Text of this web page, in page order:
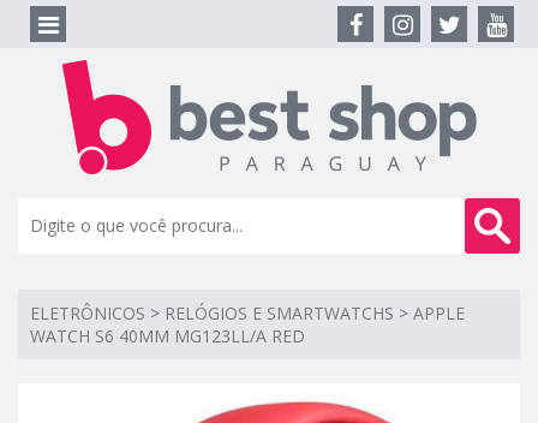
ELETRÔNICOS > RELÓGIOS E SMARTWATCHS > APPLE
WATCH S6 40MM MG123LL/A RED